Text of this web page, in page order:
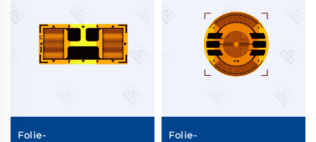
Folie-
Folie-